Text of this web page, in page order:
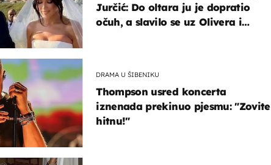
Jurčić: Do oltara ju je dopratio
očuh, a slavilo se uz Olivera i
DRAMA U ŠIBENIKU
Thompson usred koncerta
iznenada prekinuo pjesmu: "Zovite
hitnu!"